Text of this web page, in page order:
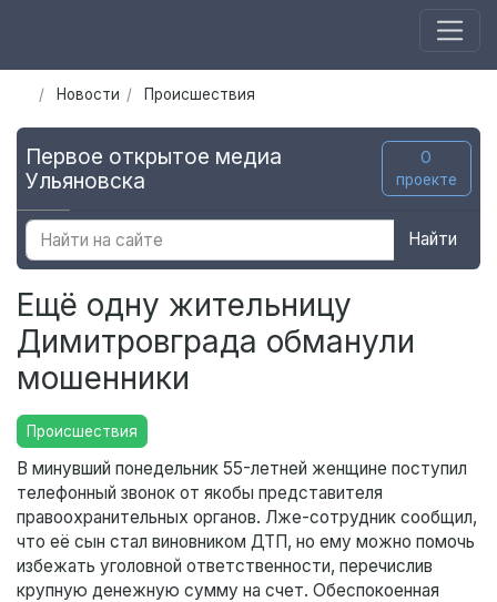
Новости Происшествия
Первое открытое медиа
Ульяновска
О
проекте
Найти
Ещё одну жительницу
Димитровграда обманули
мошенники
Происшествия
В минувший понедельник 55-летней женщине поступил
телефонный звонок от якобы представителя
правоохранительных органов. Лже-сотрудник сообщил,
что её сын стал виновником ДТП, но ему можно помочь
избежать уголовной ответственности, перечислив
крупную денежную сумму на счет. Обеспокоенная